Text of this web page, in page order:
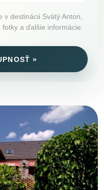
v destinácii Svätý Anton,
a ďalšie informácie.
»